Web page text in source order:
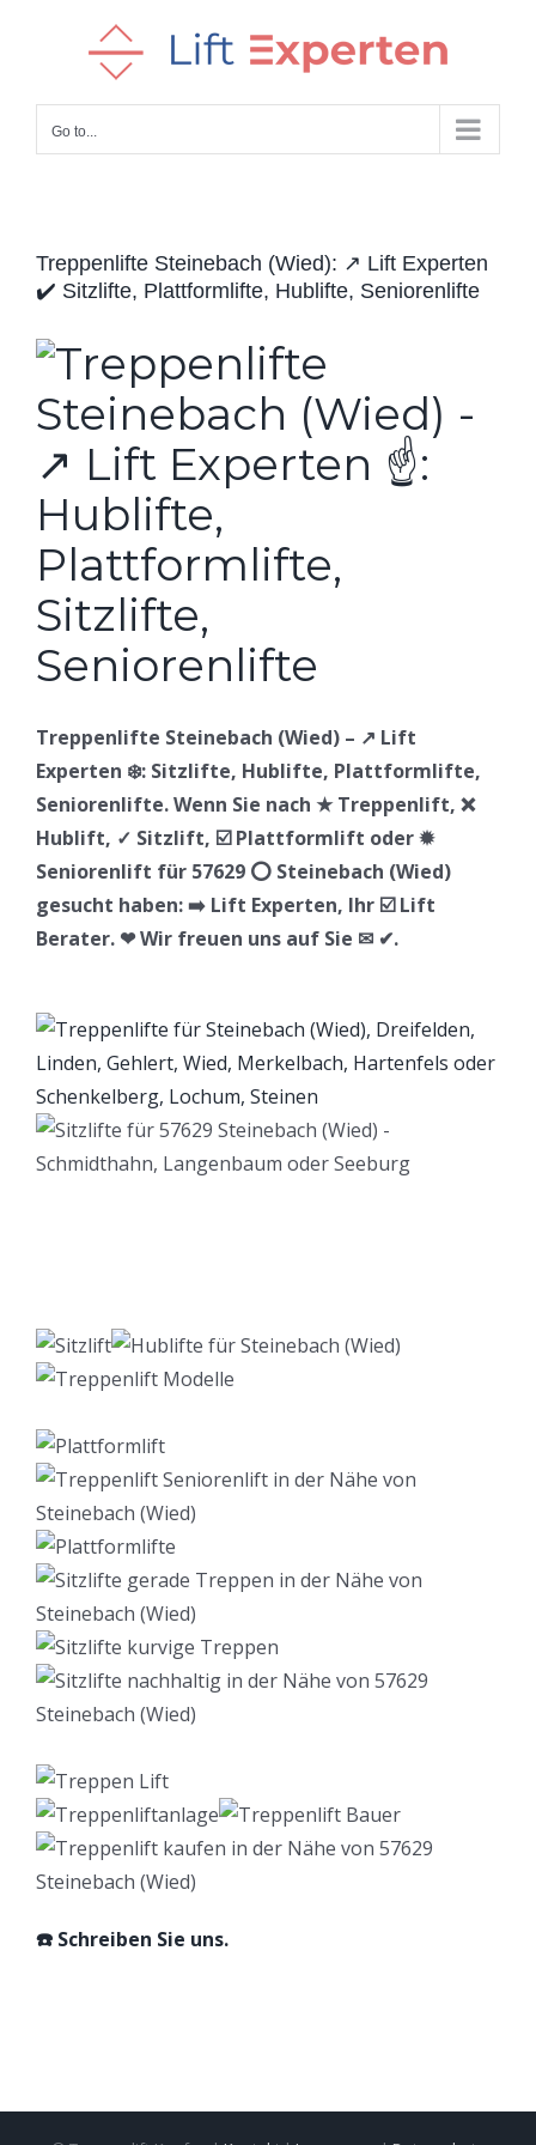
Go to...
Treppenlifte Steinebach (Wied): ↗️ Lift Experten
✔️ Sitzlifte, Plattformlifte, Hublifte, Seniorenlifte
Treppenlifte Steinebach (Wied) – ↗️ Lift
Experten ❄️: Sitzlifte, Hublifte, Plattformlifte,
Seniorenlifte. Wenn Sie nach ★ Treppenlift, ❌
Hublift, ✓ Sitzlift, ☑️ Plattformlift oder ✹
Seniorenlift für 57629 ⭕ Steinebach (Wied)
gesucht haben: ➡️ Lift Experten, Ihr ☑️ Lift
Berater. ❤ Wir freuen uns auf Sie ✉ ✔.
☎️ Schreiben Sie uns.